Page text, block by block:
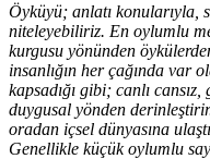
Öyküyü; anlatı konularıyla,
niteleyebiliriz. En oylumlu
kurgusu yönünden
insanlığın her çağında var
kapsadığı gibi; canlı
duygusal yönden
oradan içsel dünyasına
Genellikle küçük oylumlu